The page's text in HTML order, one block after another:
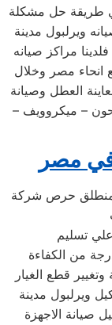
طريقة حل مشكلة
ويرلبول مدينة
مراكز صيانه
انحاء مصر وخلال
العطل وصيانة
– ميكروويف –
في مصر
منطلق حرص شركة
تسليم
من الكفاءة
قطع الغيار
ويرلبول مدينة
صيانة الاجهزة